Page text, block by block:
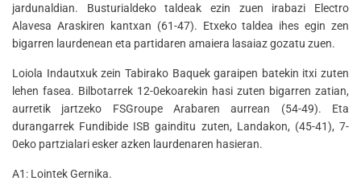
jardunaldian. Busturialdeko taldeak ezin zuen irabazi Electro
Alavesa Araskiren kantxan (61-47). Etxeko taldea ihes egin zen
bigarren laurdenean eta partidaren amaiera lasaiaz gozatu zuen.
Loiola Indautxuk zein Tabirako Baquek garaipen batekin itxi zuten
lehen fasea. Bilbotarrek 12-0ekoarekin hasi zuten bigarren zatian,
aurretik jartzeko FSGroupe Arabaren aurrean (54-49). Eta
durangarrek Fundibide ISB gainditu zuten, Landakon, (45-41), 7-
0eko partzialari esker azken laurdenaren hasieran.
A1: Lointek Gernika.